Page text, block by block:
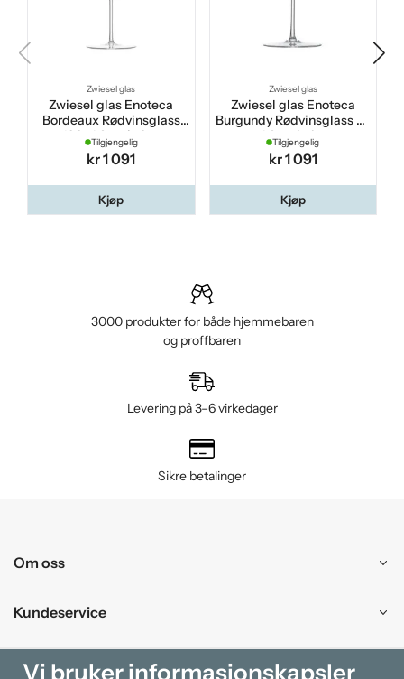
Zwiesel glas
Zwiesel glas Enoteca
Bordeaux Rødvinsglass
100 cl 2-pakning
Tilgjengelig
kr 1 091
Kjøp
Zwiesel glas
Zwiesel glas Enoteca
Burgundy Rødvinsglass 75
cl 2-pakning
Tilgjengelig
kr 1 091
Kjøp
3000 produkter for både hjemmebaren
og proffbaren
Levering på 3–6 virkedager
Sikre betalinger
Om oss
Kundeservice
Kjøpesenter
Vi bruker informasjonskapsler